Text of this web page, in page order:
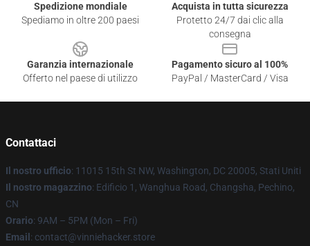
Spedizione mondiale
Spediamo in oltre 200 paesi
Acquista in tutta sicurezza
Protetto 24/7 dai clic alla
consegna
Garanzia internazionale
Offerto nel paese di utilizzo
Pagamento sicuro al 100%
PayPal / MasterCard / Visa
Contattaci
Il nostro ufficio: 11015 15th St NW, Washington, DC 20005, Stati Uniti
Il nostro magazzino: Edificio 1, Wanghua Road, Changsha, Pechino,
CN
Orario: 9AM – 5PM (Mon – Fri)
Email : contact@vinniehacker.store